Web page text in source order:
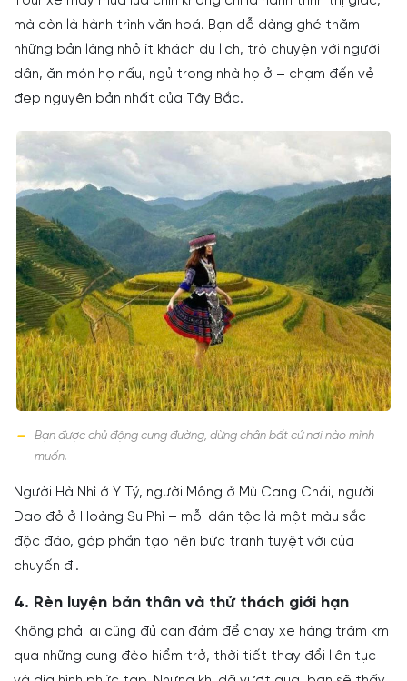
mà còn là hành trình văn hoá. Bạn dễ dàng ghé thăm
những bản làng nhỏ ít khách du lịch, trò chuyện với người
dân, ăn món họ nấu, ngủ trong nhà họ ở – chạm đến vẻ
đẹp nguyên bản nhất của Tây Bắc.
Bạn được chủ động cung đường, dừng chân bất cứ nơi nào mình
muốn.
Người Hà Nhì ở Y Tý, người Mông ở Mù Cang Chải, người
Dao đỏ ở Hoàng Su Phì – mỗi dân tộc là một màu sắc
độc đáo, góp phần tạo nên bức tranh tuyệt vời của
chuyến đi.
4. Rèn luyện bản thân và thử thách giới hạn
Không phải ai cũng đủ can đảm để chạy xe hàng trăm km
qua những cung đèo hiểm trở, thời tiết thay đổi liên tục